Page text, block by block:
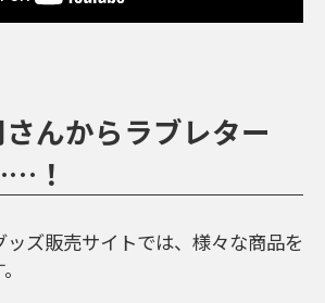
んからラブレター
！
ズ販売サイトでは、様々な商品を